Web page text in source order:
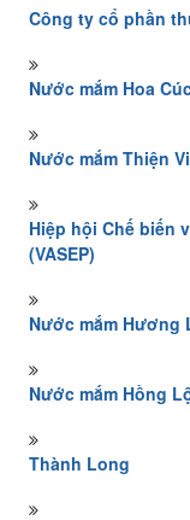
Công ty cổ phần
Nước mắm Hoa
Nước mắm Thiện
Hiệp hội Chế biến
(VASEP)
Nước mắm Hương
Nước mắm Hồng
Thành Long